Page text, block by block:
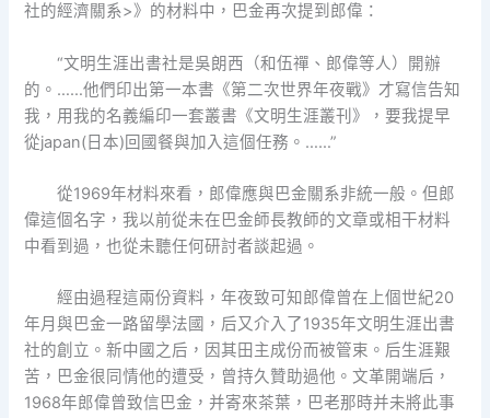
社的經濟關系>》的材料中，巴金再次提到郎偉：
“文明生涯出書社是吳朗西（和伍禪、郎偉等人）開辦
的。……他們印出第一本書《第二次世界年夜戰》才寫信告知
我，用我的名義編印一套叢書《文明生涯叢刊》，要我提早
從japan(日本)回國餐與加入這個任務。……”
從1969年材料來看，郎偉應與巴金關系非統一般。但郎
偉這個名字，我以前從未在巴金師長教師的文章或相干材料
中看到過，也從未聽任何研討者談起過。
經由過程這兩份資料，年夜致可知郎偉曾在上個世紀20
年月與巴金一路留學法國，后又介入了1935年文明生涯出書
社的創立。新中國之后，因其田主成份而被管束。后生涯艱
苦，巴金很同情他的遭受，曾持久贊助過他。文革開端后，
1968年郎偉曾致信巴金，并寄來茶葉，巴老那時并未將此事